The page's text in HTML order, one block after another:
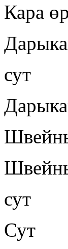
Кара
сут
сут
Сут